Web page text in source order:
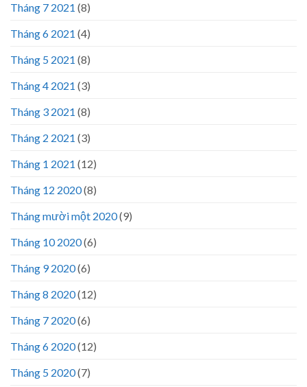
Tháng 7 2021 (8)
Tháng 6 2021 (4)
Tháng 5 2021 (8)
Tháng 4 2021 (3)
Tháng 3 2021 (8)
Tháng 2 2021 (3)
Tháng 1 2021 (12)
Tháng 12 2020(8)
Tháng mười một 2020(9)
Tháng 10 2020(6)
Tháng 9 2020(6)
Tháng 8 2020(12)
Tháng 7 2020(6)
Tháng 6 2020(12)
Tháng 5 2020(7)